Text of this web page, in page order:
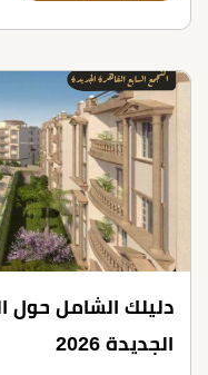
دليلك الشامل حول
الجديدة 2026